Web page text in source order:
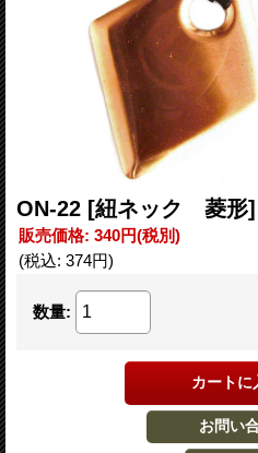
ON-22 [紐ネック 菱形]
販売価格: 340円(税別)
(税込: 374円)
数量: